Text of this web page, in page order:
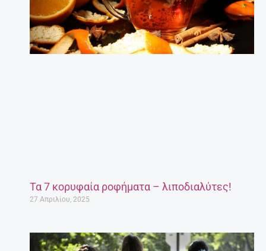
Τα 7 κορυφαία ροφήματα – λιποδιαλύτες!
27 Απριλίου, 2025